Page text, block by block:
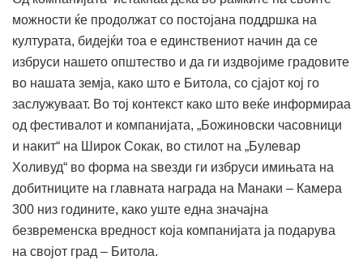
можности ќе продолжат со постојана поддршка на
културата, бидејќи тоа е единствениот начин да се
избруси нашето општество и да ги издвојиме градовите
во нашата земја, како што е Битола, со сјајот кој го
заслужуваат. Во тој контекст како што веќе информираа
од фестивалот и компанијата, „Божиновски часовници
и накит“ на Широк Сокак, во стилот на „Булевар
Холивуд“ во форма на ѕвезди ги избруси имињата на
добитниците на главната награда на Манаки – Камера
300 низ годините, како уште една значајна
безвременска вредност која компанијата ја подарува
на својот град – Битола.